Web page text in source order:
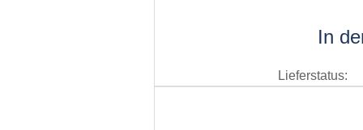
In
Lieferstatus: